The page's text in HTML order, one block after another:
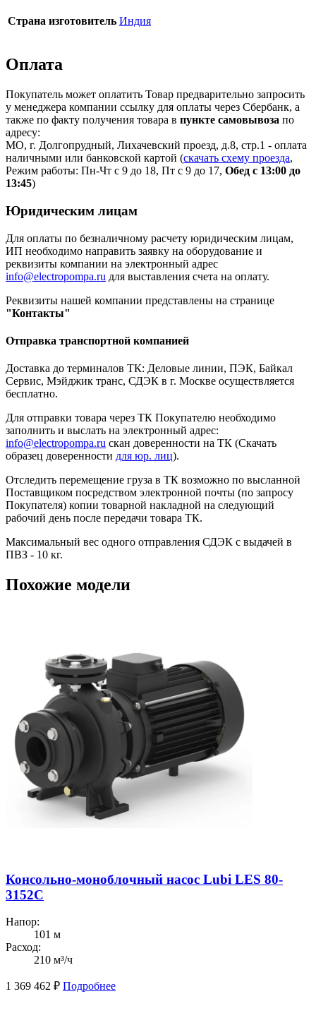
Страна изготовитель Индия
Оплата
Покупатель может оплатить Товар предварительно запросить
у менеджера компании ссылку для оплаты через Сбербанк, а
также по факту получения товара в пункте самовывоза по
адресу:
МО, г. Долгопрудный, Лихачевский проезд, д.8, стр.1 - оплата
наличными или банковской картой (скачать схему проезда,
Режим работы: Пн-Чт с 9 до 18, Пт с 9 до 17, Обед с 13:00 до
13:45)
Юридическим лицам
Для оплаты по безналичному расчету юридическим лицам,
ИП необходимо направить заявку на оборудование и
реквизиты компании на электронный адрес
info@electropompa.ru для выставления счета на оплату.
Реквизиты нашей компании представлены на странице
"Контакты"
Отправка транспортной компанией
Доставка до терминалов ТК: Деловые линии, ПЭК, Байкал
Сервис, Мэйджик транс, СДЭК в г. Москве осуществляется
бесплатно.
Для отправки товара через ТК Покупателю необходимо
заполнить и выслать на электронный адрес:
info@electropompa.ru скан доверенности на ТК (Скачать
образец доверенности для юр. лиц).
Отследить перемещение груза в ТК возможно по высланной
Поставщиком посредством электронной почты (по запросу
Покупателя) копии товарной накладной на следующий
рабочий день после передачи товара ТК.
Максимальный вес одного отправления СДЭК с выдачей в
ПВЗ - 10 кг.
Похожие модели
Консольно-моноблочный насос Lubi LES 80-
3152C
Напор:
101 м
Расход:
210 м³/ч
1 369 462 ₽ Подробнее